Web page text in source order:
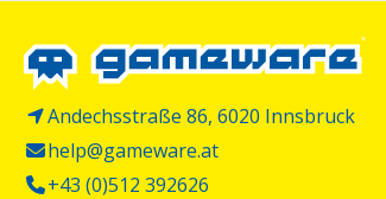
Andechsstraße 86, 6020 Innsbruck
help@gameware.at
+43 (0)512 392626